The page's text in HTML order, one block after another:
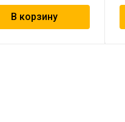
В корзину